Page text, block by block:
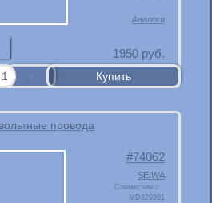
Аналоги
1950руб.
провода
74062
SEIWA
Совместим с
MD329301